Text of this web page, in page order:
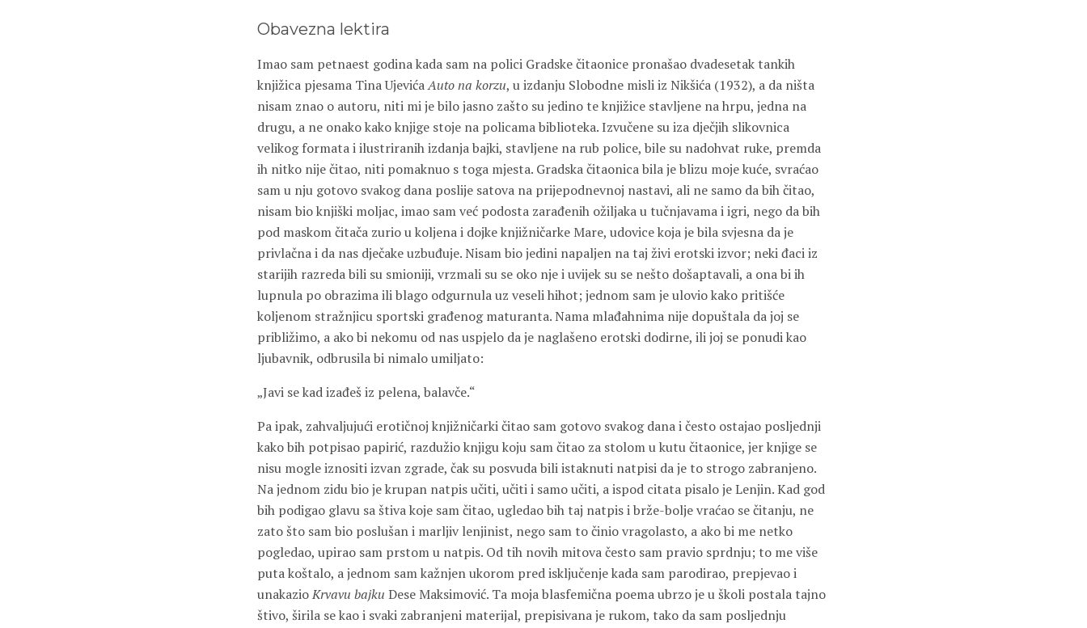
Obavezna lektira
Imao sam petnaest godina kada sam na polici Gradske čitaonice pronašao dvadesetak tankih
knjižica pjesama Tina UjevićaAuto na korzu, u izdanju Slobodne misli iz Nikšića (1932), a da ništa
nisam znao o autoru, niti mi je bilo jasno zašto su jedino te knjižice stavljene na hrpu, jedna na
drugu, a ne onako kako knjige stoje na policama biblioteka. Izvučene su iza dječjih slikovnica
velikog formata i ilustriranih izdanja bajki, stavljene na rub police, bile su nadohvat ruke, premda
ih nitko nije čitao, niti pomaknuo s toga mjesta. Gradska čitaonica bila je blizu moje kuće, svraćao
sam u nju gotovo svakog dana poslije satova na prijepodnevnoj nastavi, ali ne samo da bih čitao,
nisam bio knjiški moljac, imao sam već podosta zarađenih ožiljaka u tučnjavama i igri, nego da bih
pod maskom čitača zurio u koljena i dojke knjižničarke Mare, udovice koja je bila svjesna da je
privlačna i da nas dječake uzbuđuje. Nisam bio jedini napaljen na taj živi erotski izvor; neki đaci iz
starijih razreda bili su smioniji, vrzmali su se oko nje i uvijek su se nešto došaptavali, a ona bi ih
lupnula po obrazima ili blago odgurnula uz veseli hihot; jednom sam je ulovio kako pritišće
koljenom stražnjicu sportski građenog maturanta. Nama mlađahnima nije dopuštala da joj se
približimo, a ako bi nekomu od nas uspjelo da je naglašeno erotski dodirne, ili joj se ponudi kao
ljubavnik, odbrusila bi nimalo umiljato:
„Javi se kad izađeš iz pelena, balavče.“
Pa ipak, zahvaljujući erotičnoj knjižničarki čitao sam gotovo svakog dana i često ostajao posljednji
kako bih potpisao papirić, razdužio knjigu koju sam čitao za stolom u kutu čitaonice, jer knjige se
nisu mogle iznositi izvan zgrade, čak su posvuda bili istaknuti natpisi da je to strogo zabranjeno.
Na jednom zidu bio je krupan natpis učiti, učiti i samo učiti, a ispod citata pisalo je Lenjin. Kad god
bih podigao glavu sa štiva koje sam čitao, ugledao bih taj natpis i brže-bolje vraćao se čitanju, ne
zato što sam bio poslušan i marljiv lenjinist, nego sam to činio vragolasto, a ako bi me netko
pogledao, upirao sam prstom u natpis. Od tih novih mitova često sam pravio sprdnju; to me više
puta koštalo, a jednom sam kažnjen ukorom pred isključenje kada sam parodirao, prepjevao i
unakazioKrvavu bajku Dese Maksimović. Ta moja blasfemična poema ubrzo je u školi postala tajno
štivo, širila se kao i svaki zabranjeni materijal, prepisivana je rukom, tako da sam posljednju